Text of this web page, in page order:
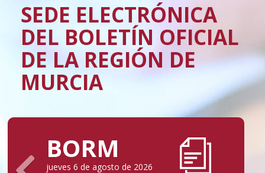
SEDE ELECTRÓNICA
DEL BOLETÍN OFICIAL
DE LA REGIÓN DE
MURCIA
BORM
jueves 6 de agosto de 2026
Normativa
Suscripción
Oficina Virtual